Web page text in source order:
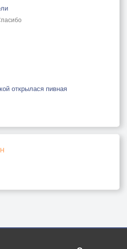
открылася пивная